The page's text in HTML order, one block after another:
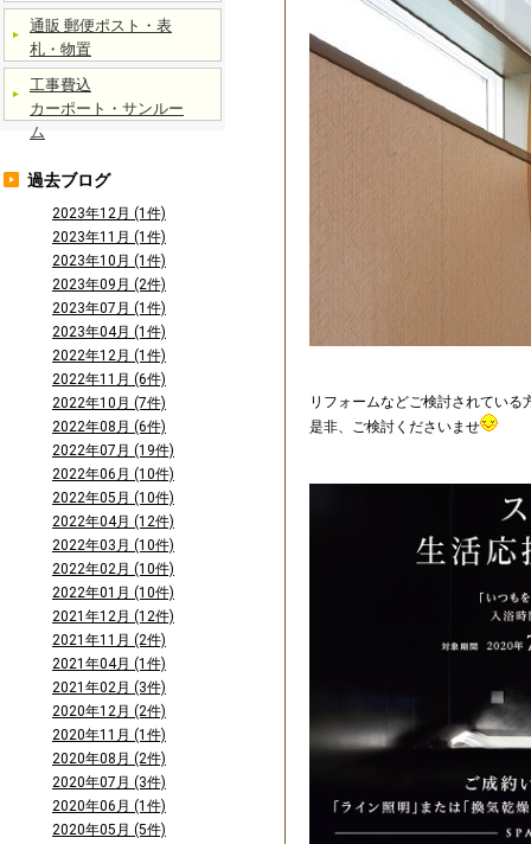
リフォームなどご検討されてい
是非、ご検討くださいませ
通販 郵便ポスト・表
札・物置
工事費込
カーポート・サンルー
ム
過去ブログ
2023年12月 (1件)
2023年11月 (1件)
2023年10月 (1件)
2023年09月 (2件)
2023年07月 (1件)
2023年04月 (1件)
2022年12月 (1件)
2022年11月 (6件)
2022年10月 (7件)
2022年08月 (6件)
2022年07月 (19件)
2022年06月 (10件)
2022年05月 (10件)
2022年04月 (12件)
2022年03月 (10件)
2022年02月 (10件)
2022年01月 (10件)
2021年12月 (12件)
2021年11月 (2件)
2021年04月 (1件)
2021年02月 (3件)
2020年12月 (2件)
2020年11月 (1件)
2020年08月 (2件)
2020年07月 (3件)
2020年06月 (1件)
2020年05月 (5件)